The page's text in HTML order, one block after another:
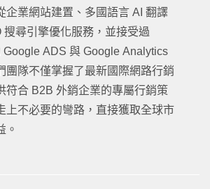
企業網站建置、多國語言 AI 翻譯
搜尋引擎優化服務，並接受過
Google ADS 與 Google Analytics
團隊不僅掌握了最新國際網路行銷
符合 B2B 外銷企業的專屬行銷策
上不必要的彎路，直接獲取全球市
。